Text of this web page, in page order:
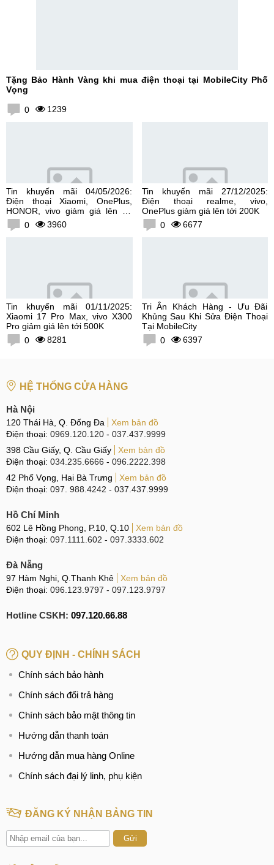
Tặng Bảo Hành Vàng khi mua điện thoại tại MobileCity Phố
Vọng
0 1239
Tin khuyến mãi 04/05/2026:
Điện thoại Xiaomi, OnePlus,
HONOR, vivo giảm giá lên tới
300K0 3960
Tin khuyến mãi 27/12/2025:
Điện thoại realme, vivo,
OnePlus giảm giá lên tới 200K
0
6677
Tin khuyến mãi 01/11/2025:
Xiaomi 17 Pro Max, vivo X300
Pro giảm giá lên tới 500K
0
8281
Tri Ân Khách Hàng - Ưu Đãi
Khủng Sau Khi Sửa Điện Thoại
Tại MobileCity
0
6397
HỆ THỐNG CỬA HÀNG
Hà Nội
120 Thái Hà, Q. Đống Đa
Xem bản đồ
Điện thoại: 0969.120.120 - 037.437.9999
398 Cầu Giấy, Q. Cầu Giấy
Xem bản đồ
Điện thoại: 034.235.6666 - 096.2222.398
42 Phố Vọng, Hai Bà Trưng
Xem bản đồ
Điện thoại: 097. 988.4242 - 037.437.9999
Hồ Chí Minh
602 Lê Hồng Phong, P.10, Q.10
Xem bản đồ
Điện thoại: 097.1111.602 - 097.3333.602
Đà Nẵng
97 Hàm Nghi, Q.Thanh Khê
Xem bản đồ
Điện thoại: 096.123.9797 - 097.123.9797
Hotline CSKH: 097.120.66.88
QUY ĐỊNH - CHÍNH SÁCH
Chính sách bảo hành
Chính sách đổi trả hàng
Chính sách bảo mật thông tin
Hướng dẫn thanh toán
Hướng dẫn mua hàng Online
Chính sách đại lý linh, phụ kiện
ĐĂNG KÝ NHẬN BẢNG TIN
Gửi